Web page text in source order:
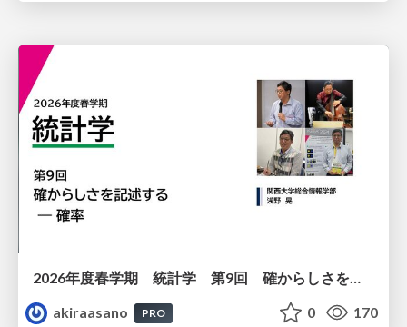
2026年度春学期 統計学 第9回 確からしさを記述する ー 確率 (2026. 5. 28)
akiraasano
PRO 0 170